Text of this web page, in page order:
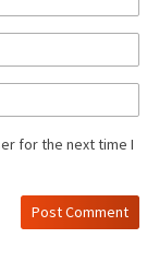
for the next time I